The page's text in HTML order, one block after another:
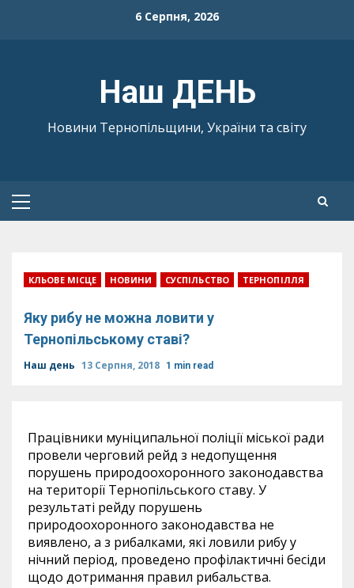
6 Серпня, 2026
Наш ДЕНЬ
Новини Тернопільщини, України та світу
Primary
КЛЬОВЕ МІСЦЕ НОВИНИ СУСПІЛЬСТВО ТЕРНОПІЛЛЯ
Яку рибу не можна ловити у
Тернопільському ставі?
Наш день 13 Серпня, 2018 1 min read
Працівники муніципальної поліції міської ради
провели черговий рейд з недопущення
порушень природоохоронного законодавства
на території Тернопільського ставу. У
результаті рейду порушень
природоохоронного законодавства не
виявлено, а з рибалками, які ловили рибу у
нічний період, проведено профілактичні бесіди
щодо дотримання правил рибальства.